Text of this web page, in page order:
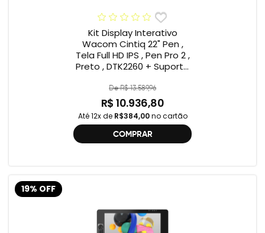
Kit Display Interativo
Wacom Cintiq 22" Pen ,
Tela Full HD IPS , Pen Pro 2 ,
Preto , DTK2260 + Suporte
Compatível Cintiq 22"
De R$ 13.589,96
R$ 10.936,80
Até 12x de R$384,00no cartão
COMPRAR
19% OFF